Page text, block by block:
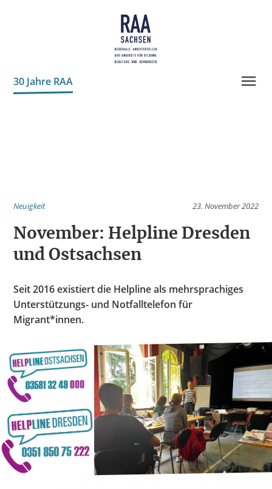
30 Jahre RAA
Team
Transparenz
Partner
Spenden
Neuigkeit 23. November 2022
November: Helpline Dresden
und Ostsachsen
Seit 2016 existiert die Helpline als mehrsprachiges
Unterstützungs- und Notfalltelefon für
Migrant*innen.